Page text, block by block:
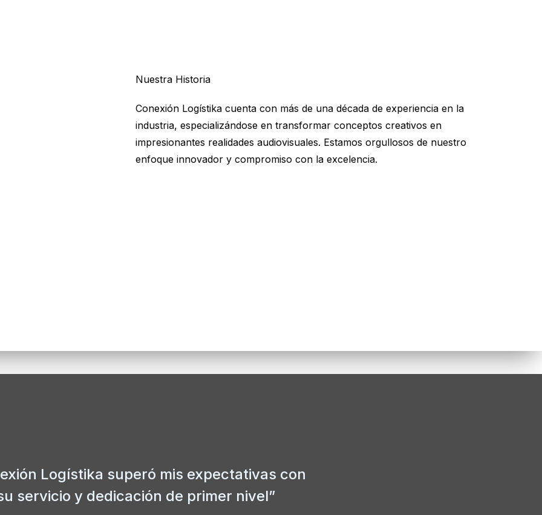
Nuestra Historia
Conexión Logístika cuenta con más de una década de experiencia en la
industria, especializándose en transformar conceptos creativos en
impresionantes realidades audiovisuales. Estamos orgullosos de nuestro
enfoque innovador y compromiso con la excelencia.
Logístika superó mis expectativas con
servicio y dedicación de primer nivel”